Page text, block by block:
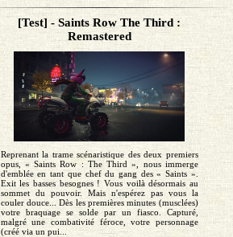
[Test] - Saints Row The Third :
Remastered
Reprenant la trame scénaristique des deux premiers
opus, « Saints Row : The Third », nous immerge
d'emblée en tant que chef du gang des « Saints ».
Exit les basses besognes ! Vous voilà désormais au
sommet du pouvoir. Mais n'espérez pas vous la
couler douce... Dès les premières minutes (musclées)
votre braquage se solde par un fiasco. Capturé,
malgré une combativité féroce, votre personnage
(créé via un pui...